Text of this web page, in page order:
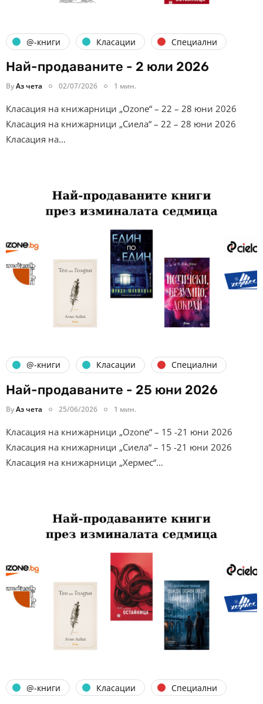
@-книги Класации Специални
Най-продаваните - 2 юли 2026
ByАз чета 02/07/2026 1 мин.
Класация на книжарници „Ozone“ – 22 – 28 юни 2026
Класация на книжарници „Сиела“ – 22 – 28 юни 2026
Класация на…
@-книги Класации Специални
Най-продаваните - 25 юни 2026
ByАз чета 25/06/2026 1 мин.
Класация на книжарници „Ozone“ – 15 -21 юни 2026
Класация на книжарници „Сиела“ – 15 -21 юни 2026
Класация на книжарници „Хермес“…
@-книги Класации Специални